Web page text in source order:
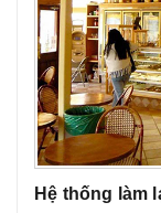
Hệ thống làm